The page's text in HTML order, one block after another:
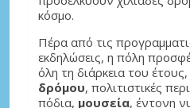
κόσμο.
Πέρα από τις
εκδηλώσεις, η πόλη
όλη τη διάρκεια του
δρόμου, πολιτιστικές
πόδια, μουσεία, έντονη